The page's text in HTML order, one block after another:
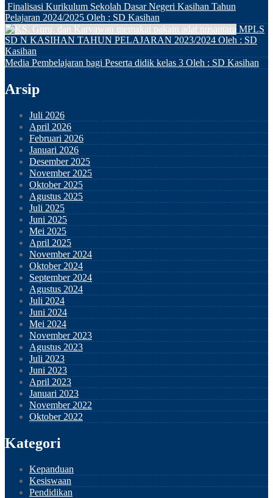
Finalisasi Kurikulum Sekolah Dasar Negeri Kasihan Tahun
Pelajaran 2024/2025 Oleh : SD Kasihan
MPLS
SD N KASIHAN TAHUN PELAJARAN 2023/2024 Oleh : SD
Kasihan
Media Pembelajaran bagi Peserta didik kelas 3 Oleh : SD Kasihan
Arsip
Juli 2026
April 2026
Februari 2026
Januari 2026
Desember 2025
November 2025
Oktober 2025
Agustus 2025
Juli 2025
Juni 2025
Mei 2025
April 2025
November 2024
Oktober 2024
September 2024
Agustus 2024
Juli 2024
Juni 2024
Mei 2024
November 2023
Agustus 2023
Juli 2023
Juni 2023
April 2023
Januari 2023
November 2022
Oktober 2022
Kategori
Kepanduan
Kesiswaan
Pendidikan